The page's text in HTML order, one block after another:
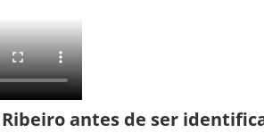
antes de ser